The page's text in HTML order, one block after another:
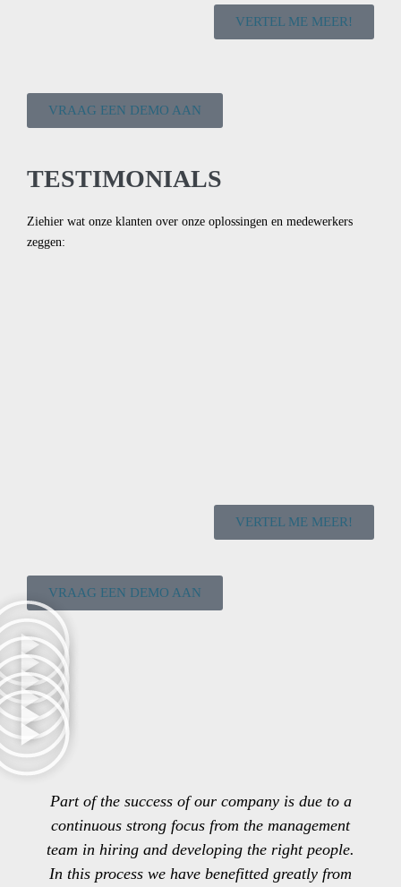
VERTEL ME MEER!
VRAAG EEN DEMO AAN
TESTIMONIALS
Ziehier wat onze klanten over onze oplossingen en medewerkers
zeggen:
VERTEL ME MEER!
VRAAG EEN DEMO AAN
Part of the success of our company is due to a
continuous strong focus from the management
team in hiring and developing the right people.
In this process we have benefitted greatly from